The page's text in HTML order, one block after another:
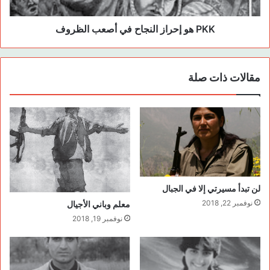
الحركة الآبوجية تؤمن بعملية التغيير إلى أبعد الحدود ولا سيما تغيير
الإنسان وتحويله إلى فرد فعال له دور في عملية تجديد المجتمع على
المبادئ الديمقراطية والكومونالية والوصول إلى حالة اجتماعية تتمتع
بالقيم الأخلاقية والإرادة السياسية. هذا الديالكتيك هو جوهر الحركة
الآبوجية. وقد بدأ بها القائد آبو منذ سني الطفولة.
لذا كانت الانطلاقة الأولى لحركة حزب العمال الكردستاني ذات
تأثيرات مميزة وعلى كافة الفئات والمذاهب والطوائف الأخرى والتي
تمثل الشعوب المقاومة في منطقة الشرق الأوسط التي كانت ترى
في حركة حزب العمال الكردستاني خلاصا لها وقيادة تاريخية سوف
تحقق لها الحرية، السلام والديمقراطية والأخوة بين كافة المكونات
في المنطقة والعالم.
كانت تنتمي لشرائح اجتماعية متعددة ومن ثقافات ومذاهب متنوعة.
وكان هدف الجميع هو الوصول إلى شخصية ثورية فاعلة وناضجة من
PKK هو إحراز النجاح في أصعب الظروف
مقالات ذات صلة
لن تبدأ مسيرتي إلا في الجبال
نوفمبر 22, 2018 معلم وباني الأجيال
نوفمبر 19, 2018